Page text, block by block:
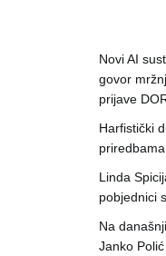
Novi AI
govor
prijave
Harfistički
Linda
pobjednici
Na
Janko